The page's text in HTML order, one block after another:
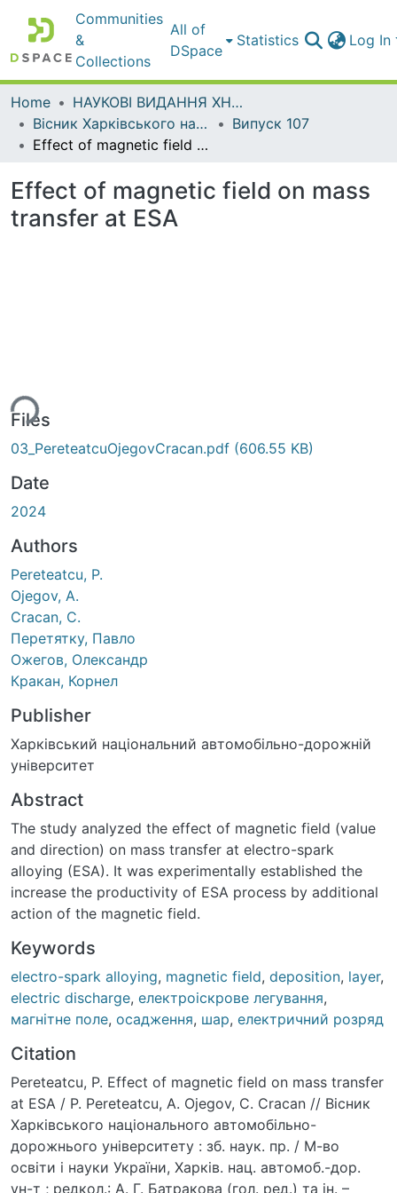
Communities
&
Collections
All of
DSpace
Statistics Log In
Home
НАУКОВІ ВИДАННЯ ХНАДУ
Вісник Харківського національного автомобільно-дорожнього університету / Вестник Харьковского национального автомобильно-дорожного университета
Випуск 107
Effect of magnetic field on mass transfer at ESA
Effect of magnetic field on mass
transfer at ESA
Files
03_PereteatcuOjegovCracan.pdf (606.55 KB)
Date
2024
Authors
Pereteatcu, P.
Ojegov, A.
Cracan, C.
Перетятку, Павло
Ожегов, Олександр
Кракан, Корнел
Publisher
Харківський національний автомобільно-дорожній
університет
Abstract
The study analyzed the effect of magnetic field (value
and direction) on mass transfer at electro-spark
alloying (ESA). It was experimentally established the
increase the productivity of ESA process by additional
action of the magnetic field.
Keywords
electro-spark alloying, magnetic field, deposition, layer,
electric discharge, електроіскрове легування,
магнітне поле, осадження, шар, електричний розряд
Citation
Pereteatcu, P. Effect of magnetic field on mass transfer
at ESA / P. Pereteatcu, A. Ojegov, C. Cracan // Вiсник
Харкiвського нацiонального автомобiльно-
дорожнього унiверситету : зб. наук. пр. / М-во
освiти i науки України, Харків. нац. автомоб.-дор.
ун-т ; редкол.: А. Г. Батракова (гол. ред.) та iн. –